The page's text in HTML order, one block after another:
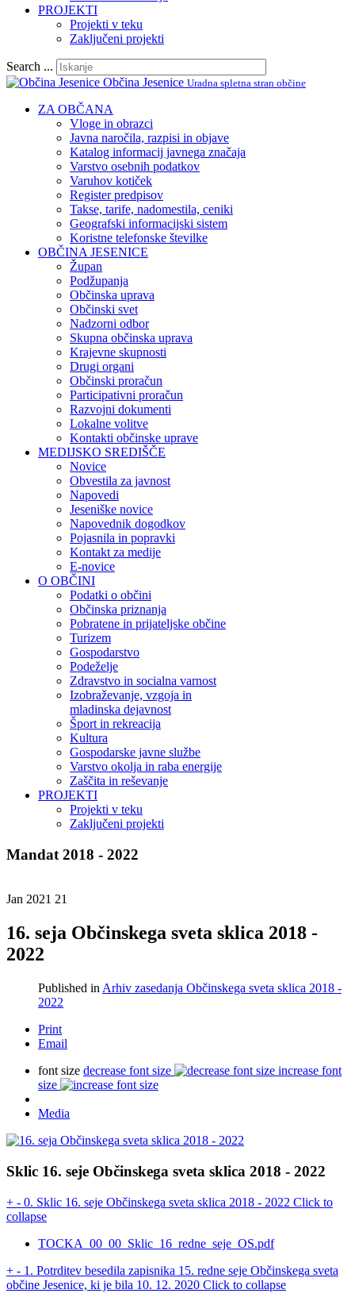
PROJEKTI
Projekti v teku
Zaključeni projekti
Search ...
Občina Jesenice Uradna spletna stran občine
ZA OBČANA
Vloge in obrazci
Javna naročila, razpisi in objave
Katalog informacij javnega značaja
Varstvo osebnih podatkov
Varuhov kotiček
Register predpisov
Takse, tarife, nadomestila, ceniki
Geografski informacijski sistem
Koristne telefonske številke
OBČINA JESENICE
Župan
Podžupanja
Občinska uprava
Občinski svet
Nadzorni odbor
Skupna občinska uprava
Krajevne skupnosti
Drugi organi
Občinski proračun
Participativni proračun
Razvojni dokumenti
Lokalne volitve
Kontakti občinske uprave
MEDIJSKO SREDIŠČE
Novice
Obvestila za javnost
Napovedi
Jeseniške novice
Napovednik dogodkov
Pojasnila in popravki
Kontakt za medije
E-novice
O OBČINI
Podatki o občini
Občinska priznanja
Pobratene in prijateljske občine
Turizem
Gospodarstvo
Podeželje
Zdravstvo in socialna varnost
Izobraževanje, vzgoja in
mladinska dejavnost
Šport in rekreacija
Kultura
Gospodarske javne službe
Varstvo okolja in raba energije
Zaščita in reševanje
PROJEKTI
Projekti v teku
Zaključeni projekti
Mandat 2018 - 2022
Jan 2021 21
16. seja Občinskega sveta sklica 2018 -
2022
Published in Arhiv zasedanja Občinskega sveta sklica 2018 -
2022
Print
Email
font size decrease font size
increase font
size
Media
Sklic 16. seje Občinskega sveta sklica 2018 - 2022
+ - 0. Sklic 16. seje Občinskega sveta sklica 2018 - 2022 Click to
collapse
TOCKA_00_00_Sklic_16_redne_seje_OS.pdf
+ - 1. Potrditev besedila zapisnika 15. redne seje Občinskega sveta
občine Jesenice, ki je bila 10. 12. 2020 Click to collapse